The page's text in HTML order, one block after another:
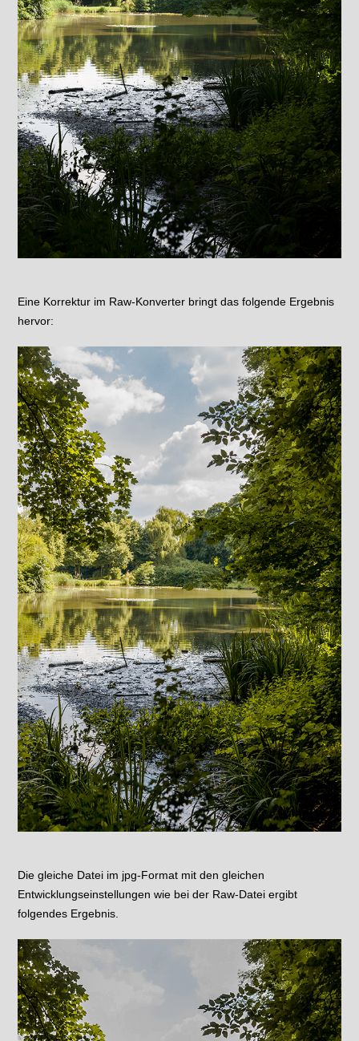
Eine Korrektur im Raw-Konverter bringt das folgende Ergebnis
hervor:
Die gleiche Datei im jpg-Format mit den gleichen
Entwicklungseinstellungen wie bei der Raw-Datei ergibt
folgendes Ergebnis.